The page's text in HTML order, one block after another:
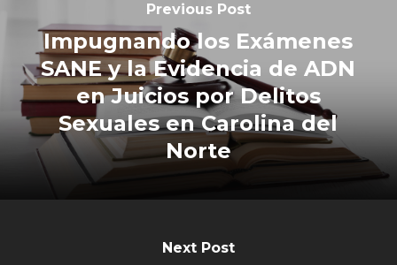
Previous Post
Impugnando los Exámenes
SANE y la Evidencia de ADN
en Juicios por Delitos
Sexuales en Carolina del
Norte
Next Post